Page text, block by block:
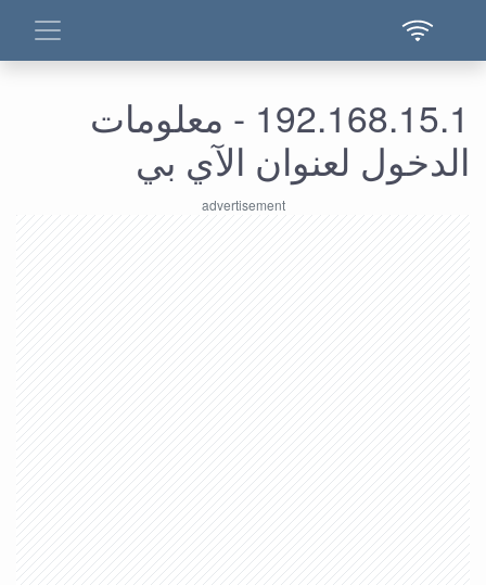
192.168.15.1 - معلومات
الدخول لعنوان الآي بي